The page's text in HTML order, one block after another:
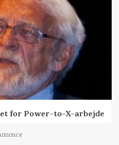
for Power-to-X-arbejde